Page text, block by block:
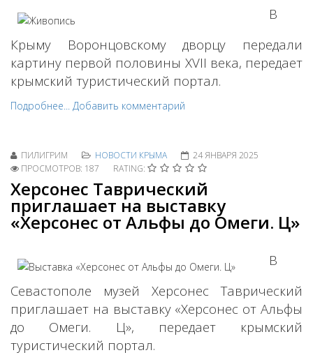
В
Крыму Воронцовскому дворцу передали
картину первой половины XVII века, передает
крымский туристический портал.
Подробнее... Добавить комментарий
ПИЛИГРИМ НОВОСТИ КРЫМА
24 ЯНВАРЯ 2025
ПРОСМОТРОВ: 187
RATING:
Херсонес Таврический
приглашает на выставку
«Херсонес от Альфы до Омеги. Ц»
В
Севастополе музей Херсонес Таврический
приглашает на выставку «Херсонес от Альфы
до Омеги. Ц», передает крымский
туристический портал.